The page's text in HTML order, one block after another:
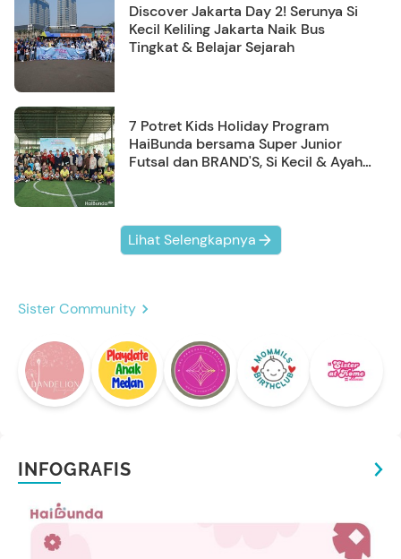
Discover Jakarta Day 2! Serunya Si
Kecil Keliling Jakarta Naik Bus
Tingkat & Belajar Sejarah
7 Potret Kids Holiday Program
HaiBunda bersama Super Junior
Futsal dan BRAND'S, Si Kecil & Ayah
Lihat Selengkapnya
Sister Community
INFOGRAFIS